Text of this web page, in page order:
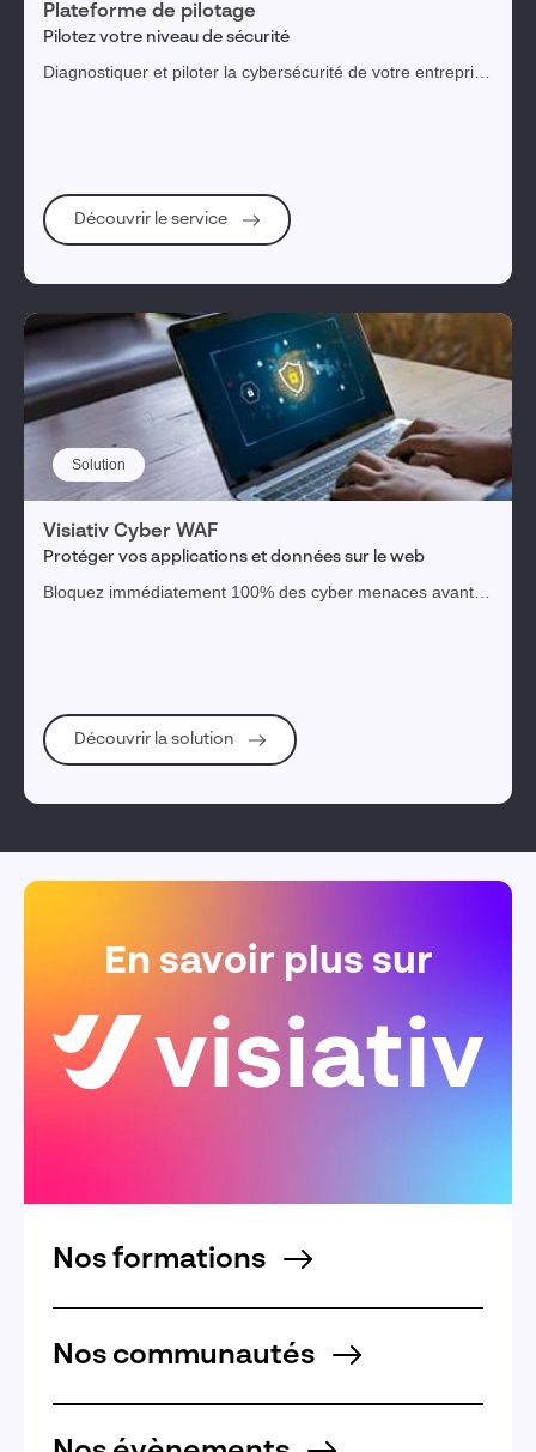
Plateforme de pilotage
Pilotez votre niveau de sécurité
Diagnostiquer et piloter la cybersécurité de votre entreprise
Découvrir le service
Solution
Visiativ Cyber WAF
Protéger vos applications et données sur le web
Bloquez immédiatement 100% des cyber menaces avant
Découvrir la solution
En savoir plus sur
Nos formations
Nos communautés